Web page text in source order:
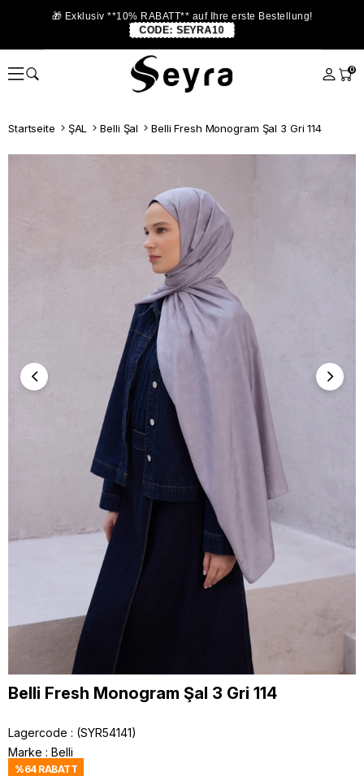
🎁 Exklusiv **10% RABATT** auf Ihre erste Bestellung!
CODE: SEYRA10
0
Startseite ŞAL Belli Şal Belli Fresh Monogram Şal 3 Gri 114
Belli Fresh Monogram Şal 3 Gri 114
Lagercode
(SYR54141)
Marke : Belli
%64RABATT